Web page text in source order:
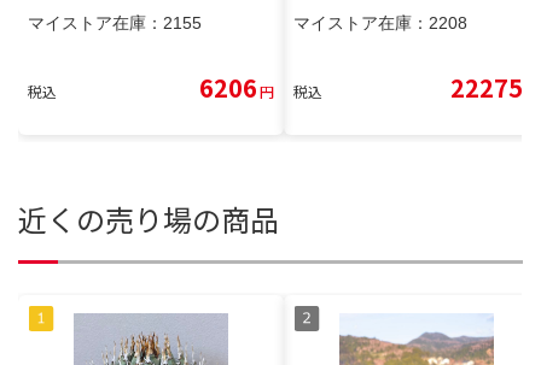
マイストア在庫： 2155
税込 6206円
マイストア在庫： 2208
税込 22275
近くの売り場の商品